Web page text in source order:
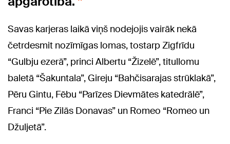
Savas karjeras laikā viņš nodejojis vairāk nekā
četrdesmit nozīmīgas lomas, tostarp Zigfrīdu
“Gulbju ezerā”, princi Albertu “Žizelē”, titullomu
baletā “Šakuntala”, Gireju “Bahčisarajas strūklakā”,
Pēru Gintu, Fēbu “Parīzes Dievmātes katedrālē”,
Franci “Pie Zilās Donavas” un Romeo “Romeo un
Džuljetā”.